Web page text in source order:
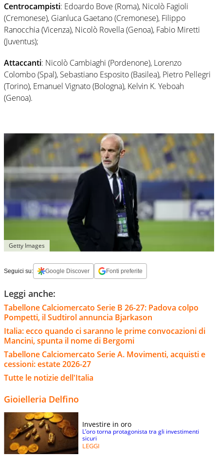
Centrocampisti: Edoardo Bove (Roma), Nicolò Fagioli
(Cremonese), Gianluca Gaetano (Cremonese), Filippo
Ranocchia (Vicenza), Nicolò Rovella (Genoa), Fabio Miretti
(Juventus);
Attaccanti: Nicolò Cambiaghi (Pordenone), Lorenzo
Colombo (Spal), Sebastiano Esposito (Basilea), Pietro Pellegri
(Torino), Emanuel Vignato (Bologna), Kelvin K. Yeboah
(Genoa).
Getty Images
Seguici su: Google Discover Fonti preferite
Leggi anche:
Tabellone Calciomercato Serie B 26-27: Padova colpo
Pompetti, il Sudtirol annuncia Bjarkason
Italia: ecco quando ci saranno le prime convocazioni di
Mancini, spunta il nome di Bergomi
Tabellone Calciomercato Serie A. Movimenti, acquisti e
cessioni: estate 2026-27
Tutte le notizie dell'Italia
Gioielleria Delfino
Investire in oro
L’oro torna protagonista tra gli investimenti
sicuri
LEGGI